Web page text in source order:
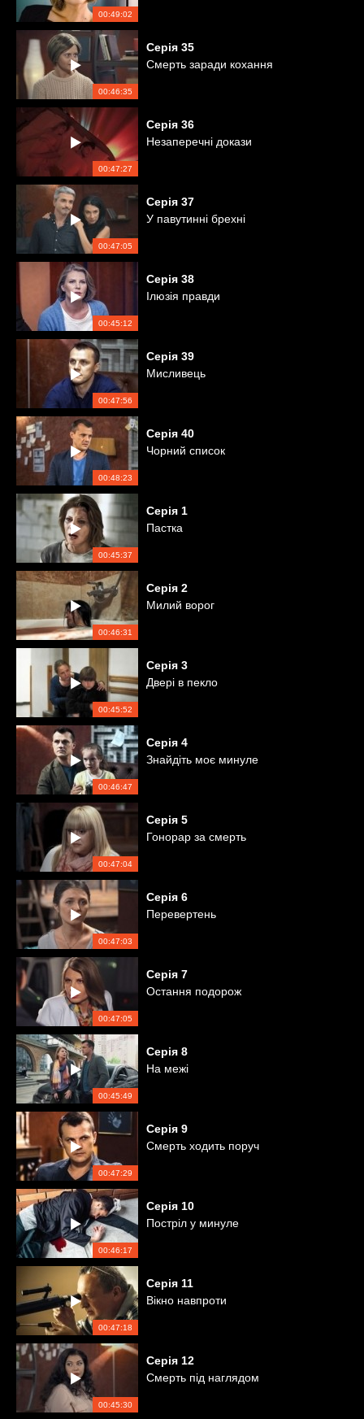
00:49:02
00:46:35
Серія 35
Смерть заради кохання
00:47:27
Серія 36
Незаперечні докази
00:47:05
Серія 37
У павутинні брехні
00:45:12
Серія 38
Ілюзія правди
00:47:56
Серія 39
Мисливець
00:48:23
Серія 40
Чорний список
00:45:37
Серія 1
Пастка
00:46:31
Серія 2
Милий ворог
00:45:52
Серія 3
Двері в пекло
00:46:47
Серія 4
Знайдіть моє минуле
00:47:04
Серія 5
Гонорар за смерть
00:47:03
Серія 6
Перевертень
00:47:05
Серія 7
Остання подорож
00:45:49
Серія 8
На межі
00:47:29
Серія 9
Смерть ходить поруч
00:46:17
Серія 10
Постріл у минуле
00:47:18
Серія 11
Вікно навпроти
00:45:30
Серія 12
Смерть під наглядом